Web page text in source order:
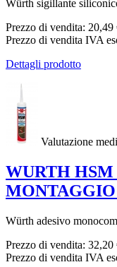
Würth sigillante
Prezzo di vendita: 20,49
Prezzo di vendita IVA
Dettagli prodotto
Valutazione
WURTH
Würth adesivo
Prezzo di vendita: 32,20
Prezzo di vendita IVA